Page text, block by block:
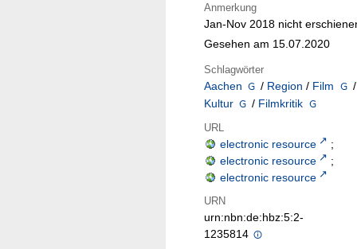
Anmerkung
Jan-Nov 2018 nicht
Gesehen am 15.07.2020
Schlagwörter
Aachen / Region / Film
/
Kultur
/ Filmkritik
URL
electronic resource
;
electronic resource
;
electronic resource
URN
urn:nbn:de:hbz:5:2-
1235814